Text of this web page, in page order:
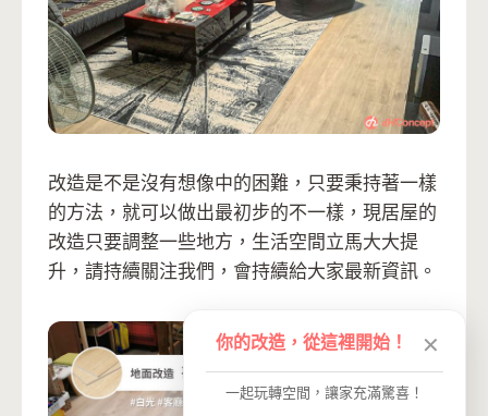
改造是不是沒有想像中的困難，只要秉持著一樣
的方法，就可以做出最初步的不一樣，現居屋的
改造只要調整一些地方，生活空間立馬大大提
升，請持續關注我們，會持續給大家最新資訊。
你的改造，從這裡開始！ ✕
一起玩轉空間，讓家充滿驚喜！